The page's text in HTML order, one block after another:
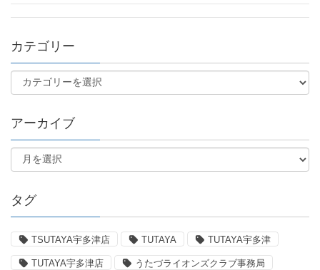
カテゴリー
アーカイブ
タグ
TSUTAYA宇多津店 TUTAYA TUTAYA宇多津
TUTAYA宇多津店 うたづライオンズクラブ事務局